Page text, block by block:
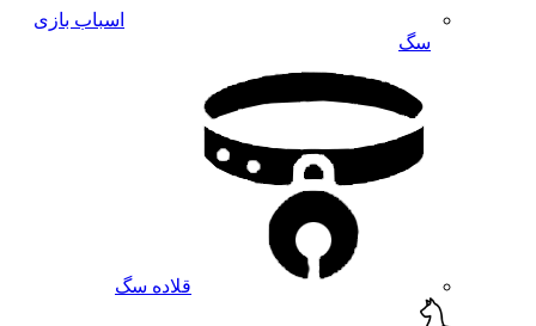
اسباب بازی
سگ
قلاده سگ